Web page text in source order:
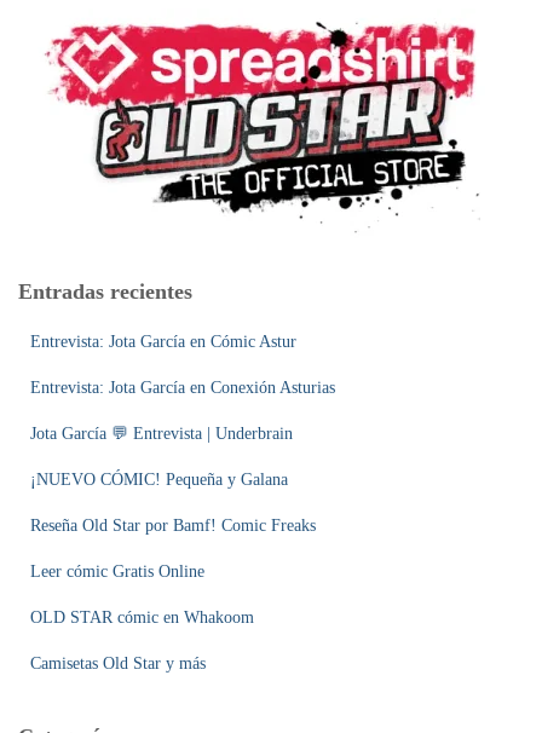
Entradas recientes
Entrevista: Jota García en Cómic Astur
Entrevista: Jota García en Conexión Asturias
Jota García 💬 Entrevista | Underbrain
¡NUEVO CÓMIC! Pequeña y Galana
Reseña Old Star por Bamf! Comic Freaks
Leer cómic Gratis Online
OLD STAR cómic en Whakoom
Camisetas Old Star y más